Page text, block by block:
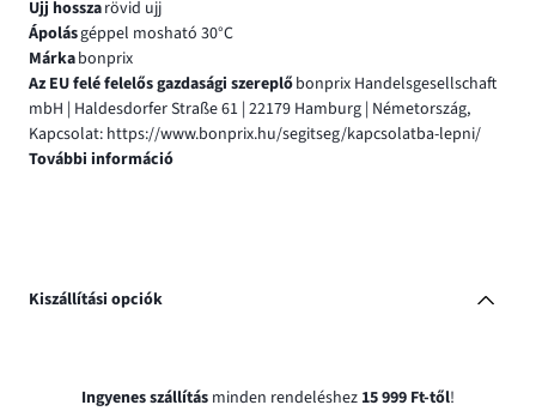
Ujj hosszarövid ujj
Ápolásgéppel mosható 30°C
Márkabonprix
Az EU felé felelős gazdasági szereplőbonprix Handelsgesellschaft
mbH | Haldesdorfer Straße 61 | 22179 Hamburg | Németország,
Kapcsolat: https://www.bonprix.hu/segitseg/kapcsolatba-lepni/
További információ
Kiszállítási opciók
Ingyenes szállítás minden rendeléshez 15 999 Ft-től!